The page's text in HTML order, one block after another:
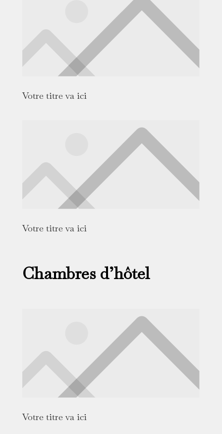
Votre titre va ici
Votre titre va ici
Chambres d’hôtel
Votre titre va ici